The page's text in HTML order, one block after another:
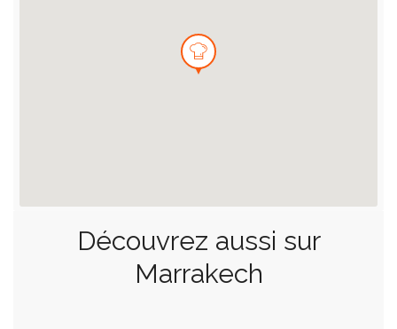
Découvrez aussi sur
Marrakech